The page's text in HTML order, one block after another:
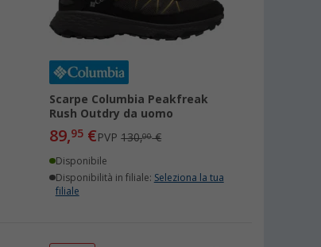
Scarpe Columbia Peakfreak
Rush Outdry da uomo
89,95 €PVP130,00€
Disponibile
Disponibilità in filiale: Seleziona la tua
filiale